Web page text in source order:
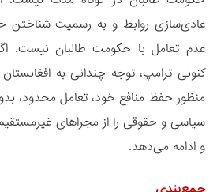
عادی‌سازی روابط و به رسمیت شناختن
عدم تعامل با حکومت طالبان نیست.
کنونی ترامپ، توجه چندانی به
منظور حفظ منافع خود، تعامل
سیاسی و حقوقی را از مجراهای
و ادامه می‌دهد.